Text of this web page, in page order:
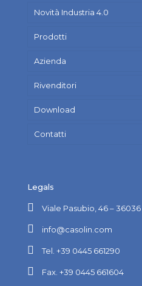
Novità Industria 4.0
Prodotti
Azienda
Rivenditori
Download
Contatti
Legals
Viale Pasubio, 46 –
info@casolin.com
Tel. +39 0445 661290
Fax. +39 0445 661604